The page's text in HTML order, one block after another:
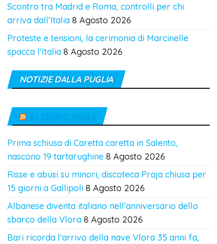
Scontro tra Madrid e Roma, controlli per chi
arriva dall'Italia 8 Agosto 2026
Proteste e tensioni, la cerimonia di Marcinelle
spacca l'Italia 8 Agosto 2026
NOTIZIE DALLA PUGLIA
IN TEMPO REALE
Prima schiusa di Caretta caretta in Salento,
nascono 19 tartarughine 8 Agosto 2026
Risse e abusi su minori, discoteca Praja chiusa per
15 giorni a Gallipoli 8 Agosto 2026
Albanese diventa italiano nell'anniversario dello
sbarco della Vlora 8 Agosto 2026
Bari ricorda l'arrivo della nave Vlora 35 anni fa,